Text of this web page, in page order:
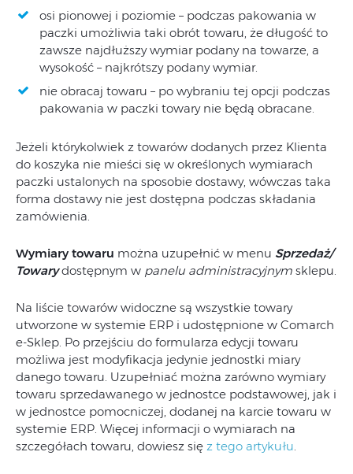
osi pionowej i poziomie – podczas pakowania w
paczki umożliwia taki obrót towaru, że długość to
zawsze najdłuższy wymiar podany na towarze, a
wysokość – najkrótszy podany wymiar.
nie obracaj towaru – po wybraniu tej opcji podczas
pakowania w paczki towary nie będą obracane.
Jeżeli którykolwiek z towarów dodanych przez Klienta
do koszyka nie mieści się w określonych wymiarach
paczki ustalonych na sposobie dostawy, wówczas taka
forma dostawy nie jest dostępna podczas składania
zamówienia.
Wymiary towaru można uzupełnić w menu Sprzedaż/
Towarydostępnym w panelu administracyjnym sklepu.
Na liście towarów widoczne są wszystkie towary
utworzone w systemie ERP i udostępnione w Comarch
e-Sklep. Po przejściu do formularza edycji towaru
możliwa jest modyfikacja jedynie jednostki miary
danego towaru. Uzupełniać można zarówno wymiary
towaru sprzedawanego w jednostce podstawowej, jak i
w jednostce pomocniczej, dodanej na karcie towaru w
systemie ERP. Więcej informacji o wymiarach na
szczegółach towaru, dowiesz się z tego artykułu